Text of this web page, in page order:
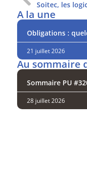
A la une
Obligations :
21 juillet 2026
Au sommaire
Sommaire PU
28 juillet 2026